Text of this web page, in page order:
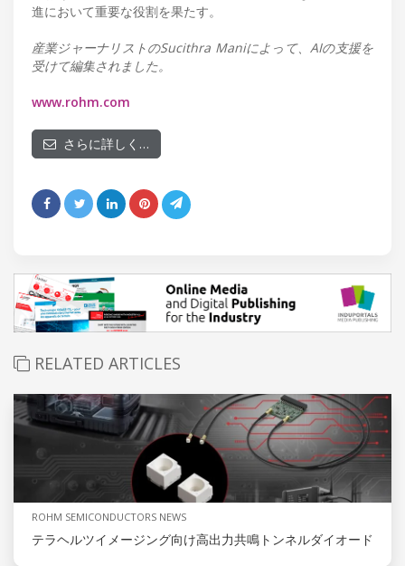
進において重要な役割を果たす。
産業ジャーナリストのSucithra Maniによって、AIの支援を
受けて編集されました。
www.rohm.com
さらに詳しく…
RELATED ARTICLES
ROHM SEMICONDUCTORS NEWS
テラヘルツイメージング向け高出力共鳴トンネルダイオード